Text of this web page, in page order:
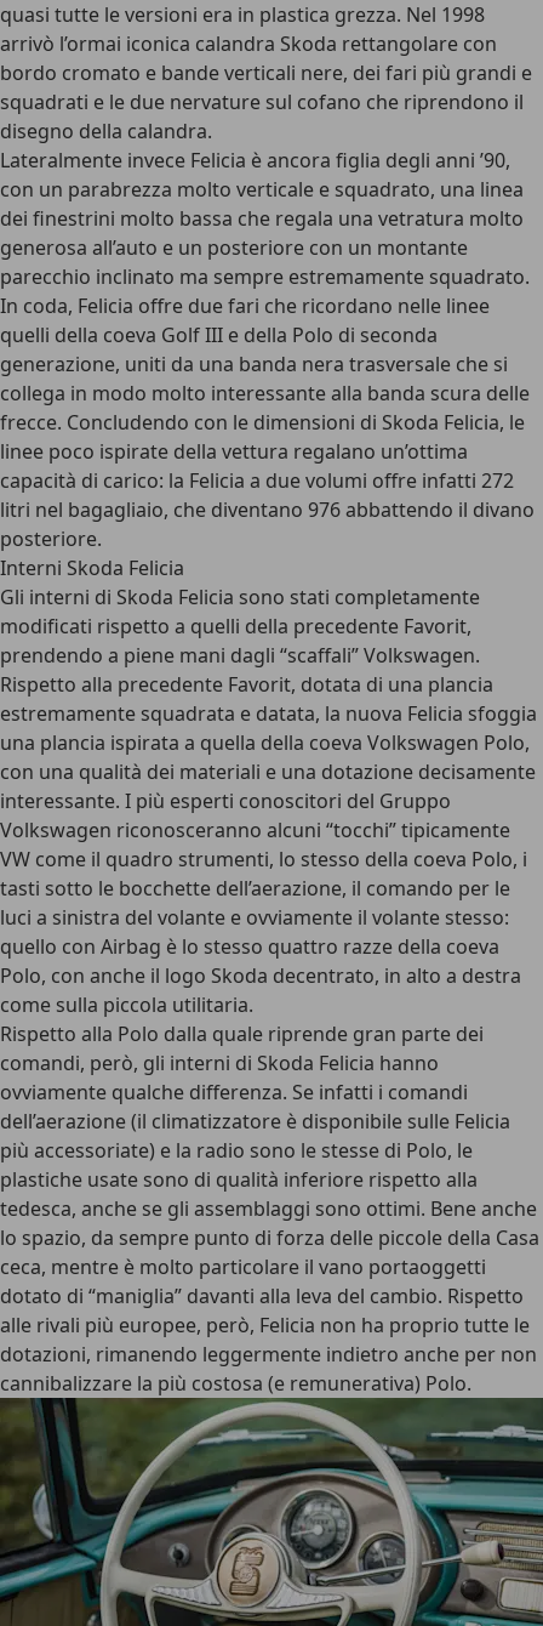
quasi tutte le versioni era in plastica grezza. Nel 1998
arrivò l’ormai iconica calandra Skoda rettangolare con
bordo cromato e bande verticali nere, dei fari più grandi e
squadrati e le due nervature sul cofano che riprendono il
disegno della calandra.
Lateralmente invece Felicia è ancora figlia degli anni ’90,
con un parabrezza molto verticale e squadrato, una linea
dei finestrini molto bassa che regala una vetratura molto
generosa all’auto e un posteriore con un montante
parecchio inclinato ma sempre estremamente squadrato.
In coda, Felicia offre due fari che ricordano nelle linee
quelli della coeva Golf III e della Polo di seconda
generazione, uniti da una banda nera trasversale che si
collega in modo molto interessante alla banda scura delle
frecce. Concludendo con le dimensioni di Skoda Felicia, le
linee poco ispirate della vettura regalano un’ottima
capacità di carico: la Felicia a due volumi offre infatti 272
litri nel bagagliaio, che diventano 976 abbattendo il divano
posteriore.
Interni Skoda Felicia
Gli interni di Skoda Felicia sono stati completamente
modificati rispetto a quelli della precedente Favorit,
prendendo a piene mani dagli “scaffali” Volkswagen.
Rispetto alla precedente Favorit, dotata di una plancia
estremamente squadrata e datata, la nuova Felicia sfoggia
una plancia ispirata a quella della coeva Volkswagen Polo,
con una qualità dei materiali e una dotazione decisamente
interessante. I più esperti conoscitori del Gruppo
Volkswagen riconosceranno alcuni “tocchi” tipicamente
VW come il quadro strumenti, lo stesso della coeva Polo, i
tasti sotto le bocchette dell’aerazione, il comando per le
luci a sinistra del volante e ovviamente il volante stesso:
quello con Airbag è lo stesso quattro razze della coeva
Polo, con anche il logo Skoda decentrato, in alto a destra
come sulla piccola utilitaria.
Rispetto alla Polo dalla quale riprende gran parte dei
comandi, però, gli interni di Skoda Felicia hanno
ovviamente qualche differenza. Se infatti i comandi
dell’aerazione (il climatizzatore è disponibile sulle Felicia
più accessoriate) e la radio sono le stesse di Polo, le
plastiche usate sono di qualità inferiore rispetto alla
tedesca, anche se gli assemblaggi sono ottimi. Bene anche
lo spazio, da sempre punto di forza delle piccole della Casa
ceca, mentre è molto particolare il vano portaoggetti
dotato di “maniglia” davanti alla leva del cambio. Rispetto
alle rivali più europee, però, Felicia non ha proprio tutte le
dotazioni, rimanendo leggermente indietro anche per non
cannibalizzare la più costosa (e remunerativa) Polo.